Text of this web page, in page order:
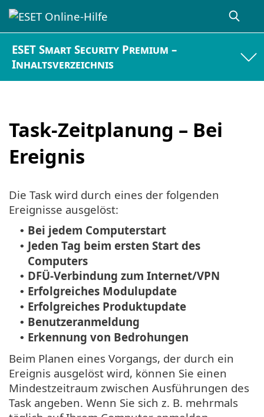
ESET Smart Security Premium –
Inhaltsverzeichnis
Task-Zeitplanung – Bei
Ereignis
Die Task wird durch eines der folgenden
Ereignisse ausgelöst:
• Bei jedem Computerstart
• Jeden Tag beim ersten Start des
Computers
• DFÜ-Verbindung zum Internet/VPN
• Erfolgreiches Modulupdate
• Erfolgreiches Produktupdate
• Benutzeranmeldung
• Erkennung von Bedrohungen
Beim Planen eines Vorgangs, der durch ein
Ereignis ausgelöst wird, können Sie einen
Mindestzeitraum zwischen Ausführungen des
Task angeben. Wenn Sie sich z. B. mehrmals